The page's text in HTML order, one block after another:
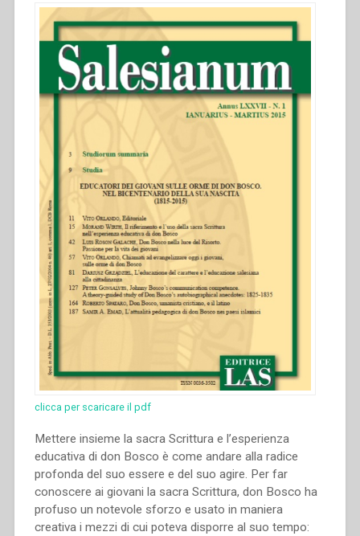
clicca per scaricare il pdf
Mettere insieme la sacra Scrittura e l’esperienza
educativa di don Bosco è come andare alla radice
profonda del suo essere e del suo agire. Per far
conoscere ai giovani la sacra Scrittura, don Bosco ha
profuso un notevole sforzo e usato in maniera
creativa i mezzi di cui poteva disporre al suo tempo: